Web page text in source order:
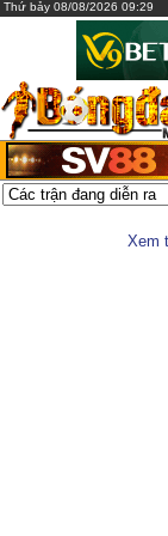
Thứ bảy 08/08/2026 09:29
Xem